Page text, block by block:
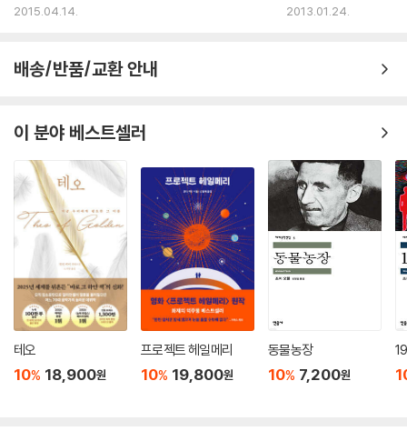
2015.04.14.
터 디킨스』
2013.01.24.
배송/반품/교환 안내
이 분야 베스트셀러
테오
10% 18,900원
프로젝트 헤일메리
10% 19,800원
동물농장
10% 7,200원